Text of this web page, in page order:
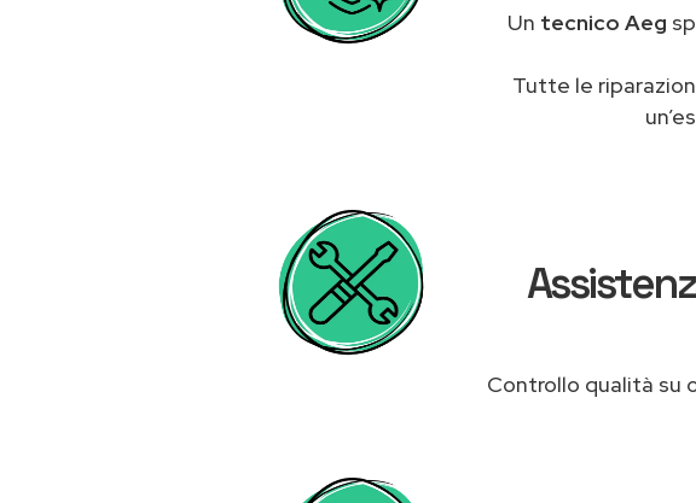
Un tecnico Aeg
Tutte le
Controllo qualità su